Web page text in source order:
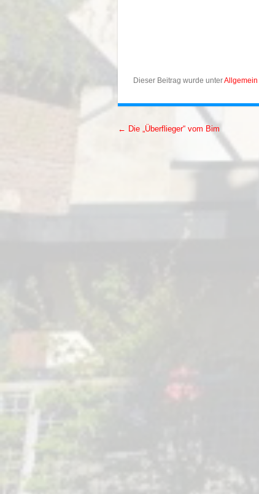
Dieser Beitrag wurde unterAllgemein
Artikel-Navigation
← Die „Überflieger“ vom Bim